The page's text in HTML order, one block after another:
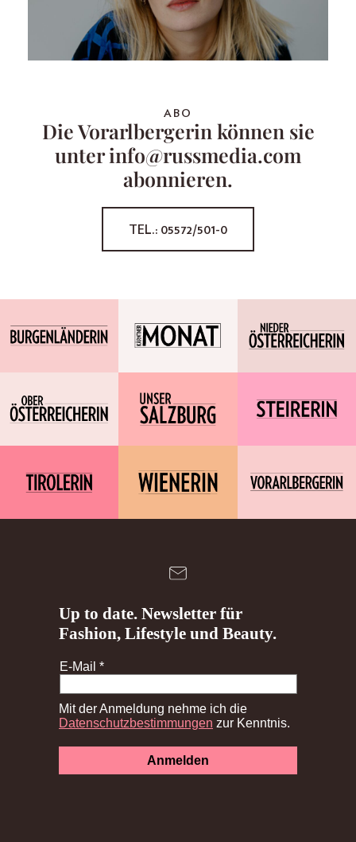
ABO
Die Vorarlbergerin können sie
unter info@russmedia.com
abonnieren.
TEL.: 05572/501-0